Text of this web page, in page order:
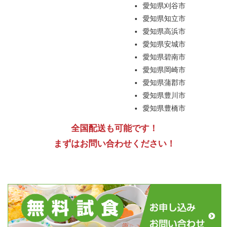
愛知県刈谷市
愛知県知立市
愛知県高浜市
愛知県安城市
愛知県碧南市
愛知県岡崎市
愛知県蒲郡市
愛知県豊川市
愛知県豊橋市
全国配送も可能です！
まずはお問い合わせください！